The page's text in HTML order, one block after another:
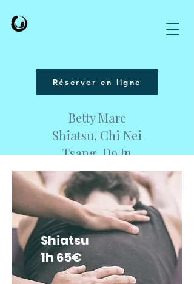
Réserver en ligne
Betty Marc
Shiatsu, Chi Nei
Tsang, Do In
Nantes / Plessé
Shiatsu
1h 65€